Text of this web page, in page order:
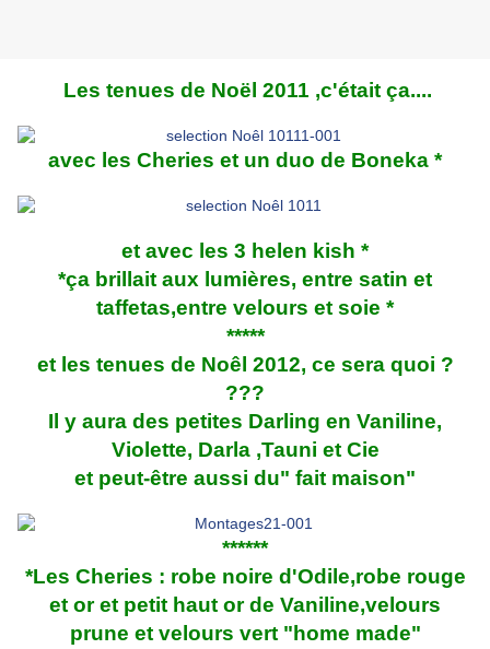
Les tenues de Noël 2011 ,c'était ça....
avec les Cheries et un duo de Boneka *
et avec les 3 helen kish *
*ça brillait aux lumières, entre satin et
taffetas,entre velours et soie *
*****
et les tenues de Noêl 2012, ce sera quoi ?
???
Il y aura des petites Darling en Vaniline,
Violette, Darla ,Tauni et Cie
et peut-être aussi du" fait maison"
******
*Les Cheries : robe noire d'Odile,robe rouge
et or et petit haut or de Vaniline,velours
prune et velours vert "home made"